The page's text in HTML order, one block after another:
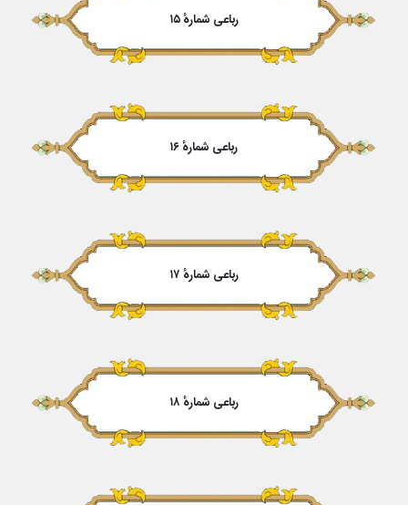
رباعی شمارهٔ ۱۵
رباعی شمارهٔ ۱۶
رباعی شمارهٔ ۱۷
رباعی شمارهٔ ۱۸